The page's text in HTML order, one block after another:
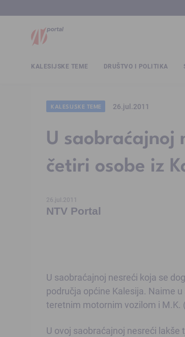
KALESIJSKE TEME DRUŠTVO I POLITIKA
KALESIJSKE TEME 26.jul.2011
U saobraćajnoj
četiri osobe iz
26.jul.2011
NTV Portal
U saobraćajnoj nesreći koja se
područja općine Kalesija. Naime
teretnim motornim vozilom i M.K.
U ovoj saobraćajnoj nesreći lakše